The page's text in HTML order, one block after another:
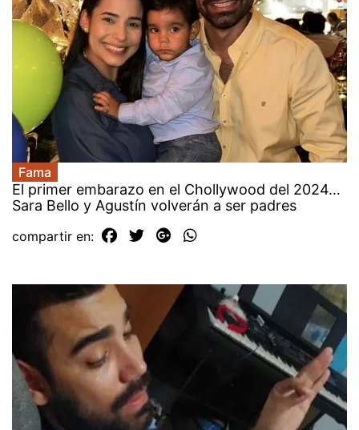
Fama
El primer embarazo en el Chollywood del 2024…
Sara Bello y Agustín volverán a ser padres
compartir en: